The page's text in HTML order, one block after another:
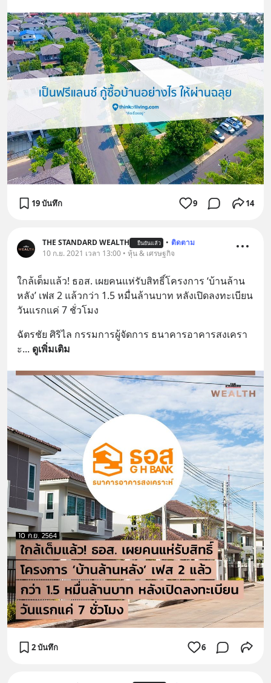
19 บันทึก 9 14
THE STANDARD WEALTH ยืนยันแล้ว • ติดตาม
10 ก.ย. 2021 เวลา 13:00 • หุ้น & เศรษฐกิจ
ใกล้เต็มแล้ว! ธอส. เผยคนแห่รับสิทธิ์โครงการ ‘บ้านล้าน
หลัง’ เฟส 2 แล้วกว่า 1.5 หมื่นล้านบาท หลังเปิดลงทะเบียน
วันแรกแค่ 7 ชั่วโมง
ฉัตรชัย ศิริไล กรรมการผู้จัดการ ธนาคารอาคารสงเครา
ะ... ดูเพิ่มเติม
2 บันทึก 6